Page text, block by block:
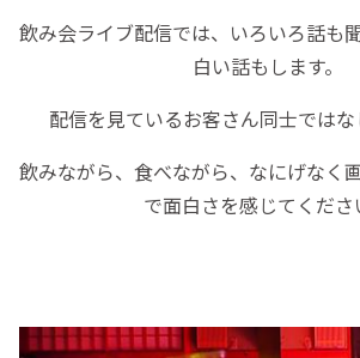
飲み会ライブ配信では、いろいろ話も
白い話もします。
配信を見ているお客さん同士ではな
飲みながら、食べながら、なにげなく
で面白さを感じてくださ